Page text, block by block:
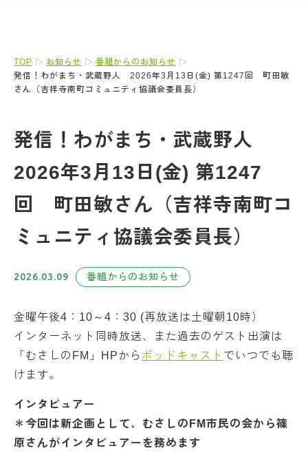
TOP お知らせ
番組からのお知らせ
発信！わがまち・武蔵野人 2026年3月13日(金) 第1247回 町田敏
さん（吉祥寺南町コミュニティ協議会委員長）
発信！わがまち・武蔵野人
2026年3月13日(金) 第1247
回 町田敏さん（吉祥寺南町コ
ミュニティ協議会委員長）
2026.03.09 番組からのお知らせ
金曜午後4：10～4：30 (再放送は土曜朝10時）
インターネット同時放送、また過去のゲスト出演は
「むさしのFM」HPから ポッドキャスト でいつでも聴
けます。
インタビュアー
＊今回は新企画として、むさしのFM市民の会から篠
原さんがインタビュアーを務めます